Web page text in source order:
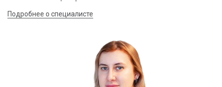
Подробнее о специалисте